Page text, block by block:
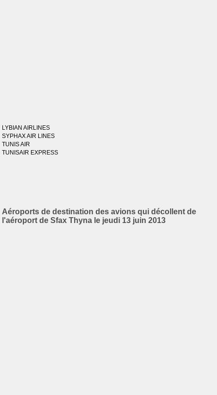
LYBIAN AIRLINES
SYPHAX AIR LINES
TUNIS AIR
TUNISAIR EXPRESS
Aéroports de destination des avions qui décollent de
l'aéroport de Sfax Thyna le jeudi 13 juin 2013